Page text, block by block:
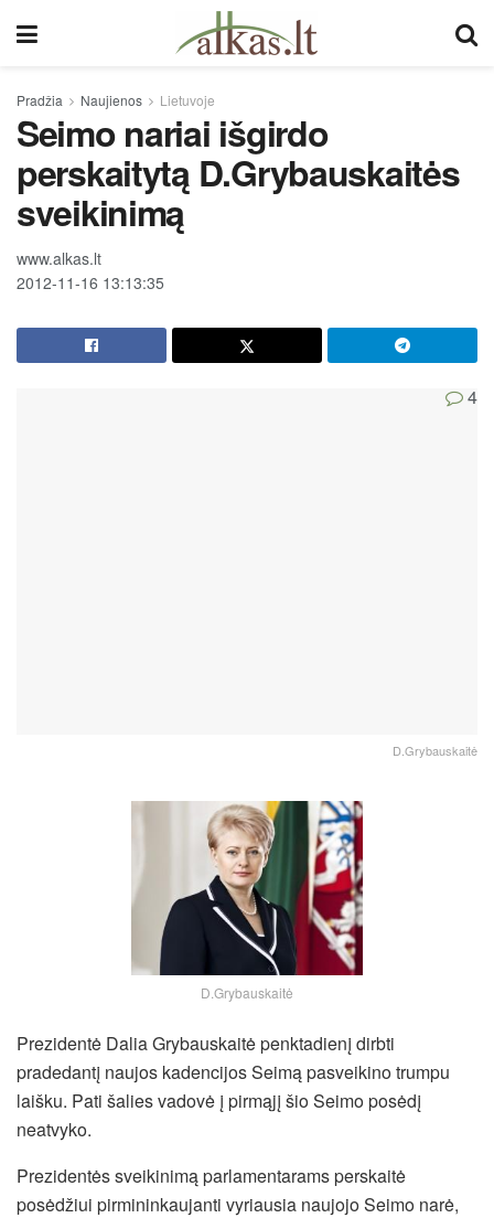
Pradžia Naujienos Lietuvoje
Seimo nariai išgirdo
perskaitytą D.Grybauskaitės
sveikinimą
www.alkas.lt
2012-11-16 13:13:35
4
D.Grybauskaitė
D.Grybauskaitė
Prezidentė Dalia Grybauskaitė penktadienį dirbti
pradedantį naujos kadencijos Seimą pasveikino trumpu
laišku. Pati šalies vadovė į pirmąjį šio Seimo posėdį
neatvyko.
Prezidentės sveikinimą parlamentarams perskaitė
posėdžiui pirmininkaujanti vyriausia naujojo Seimo narė,